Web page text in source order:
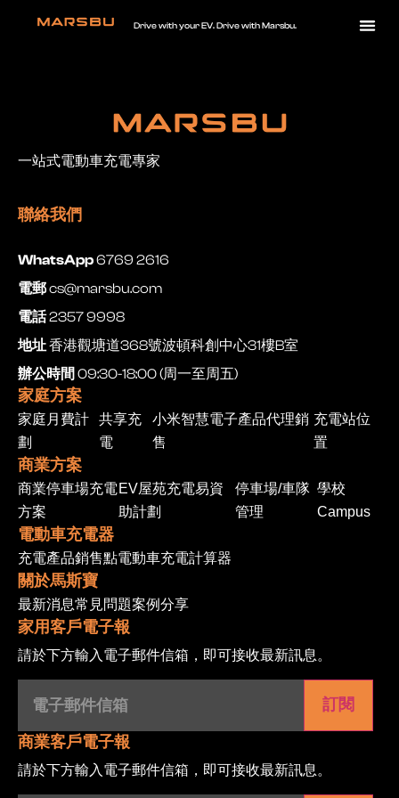
Drive with your EV. Drive with Marsbu.
一站式電動車充電專家
聯絡我們
WhatsApp6769 2616
電郵cs@marsbu.com
電話2357 9998
地址香港觀塘道368號波頓科創中心31樓B室
辦公時間 09:30-18:00 (周一至周五)
家庭方案
家庭月費計
劃
共享充
電
小米智慧電子產品代理銷
售
充電站位
置
商業方案
商業停車場充電
方案
EV屋苑充電易資
助計劃
停車場/車隊
管理
學校
Campus
電動車充電器
充電產品銷售點電動車充電計算器
關於馬斯寶
最新消息常見問題案例分享
家用客戶電子報
請於下方輸入電子郵件信箱，即可接收最新訊息。
電
件
信
(Required)
商業客戶電子報
請於下方輸入電子郵件信箱，即可接收最新訊息。